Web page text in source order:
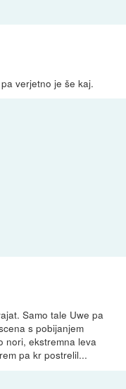
verjetno je še kaj.
Samo tale Uwe pa
s pobijanjem
nori, ekstremna leva
pa kr postrelil...